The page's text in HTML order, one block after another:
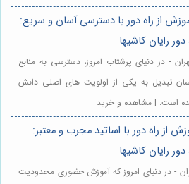
از راه دور با دسترسی آسان و سریع:
رایان کاشیها
- در دنیای پرشتاب امروز، دسترسی به منابع
تبدیل به یکی از اولویت های اصلی دانش
است. | مشاهده و خرید
از راه دور با اساتید مجرب و معتبر:
رایان کاشیها
- در دنیای امروز که آموزش حضوری محدودیت